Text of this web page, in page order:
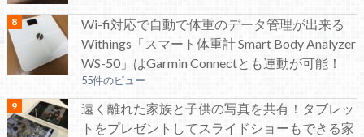
Wi-fi対応で自動で体重のデータ管理が出来る
Withings「スマート体重計 Smart Body Analyzer
WS-50」はGarmin Connectとも連動が可能！
55件のビュー
遠く離れた家族と子供の写真を共有！タブレッ
トをプレゼントしてスライドショーもできる家